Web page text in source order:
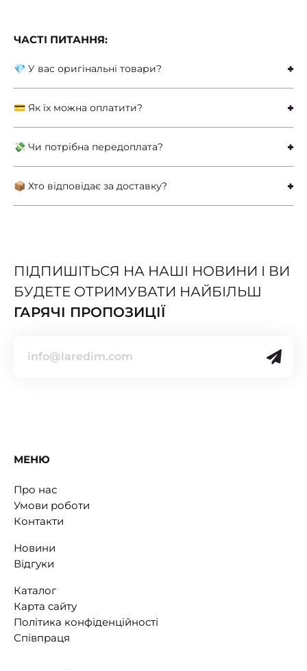
ЧАСТІ ПИТАННЯ:
💎 У вас оригінальні товари?
💳 Як їх можна оплатити?
💸 Чи потрібна передоплата?
📦 Хто відповідає за доставку?
ПІДПИШІТЬСЯ НА НАШІ НОВИНИ І ВИ
БУДЕТЕ ОТРИМУВАТИ НАЙБІЛЬШ
ГАРЯЧІ ПРОПОЗИЦІЇ
МЕНЮ
Про нас
Умови роботи
Контакти
Новини
Відгуки
Каталог
Карта сайту
Політика конфіденційності
Співпраця